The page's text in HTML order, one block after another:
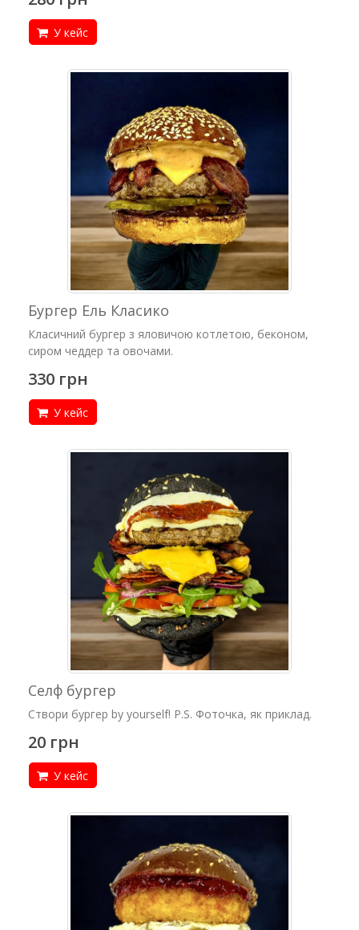
У кейс
Бургер Ель Класико
Класичний бургер з яловичою котлетою, беконом,
сиром чеддер та овочами.
330 грн
У кейс
Селф бургер
Створи бургер by yourself! P.S. Фоточка, як приклад.
20 грн
У кейс